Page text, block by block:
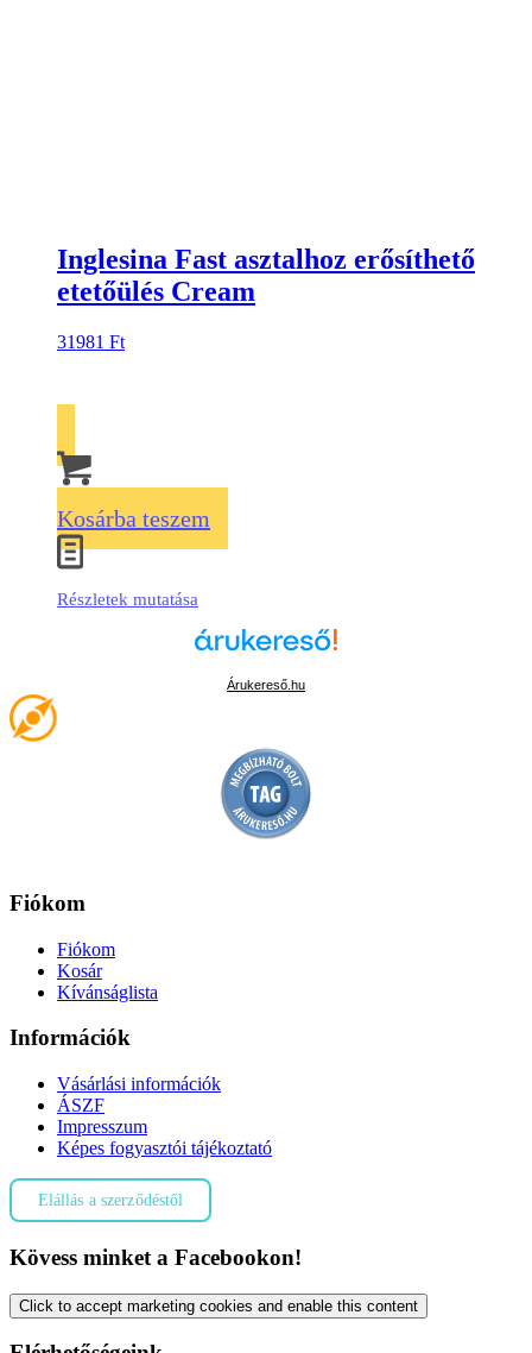
Inglesina Fast asztalhoz erősíthető
etetőülés Cream
31981 Ft
Kosárba teszem
Részletek mutatása
Árukereső.hu
Fiókom
Fiókom
Kosár
Kívánságlista
Információk
Vásárlási információk
ÁSZF
Impresszum
Képes fogyasztói tájékoztató
Elállás a szerződéstől
Kövess minket a Facebookon!
Click to accept marketing cookies and enable this content